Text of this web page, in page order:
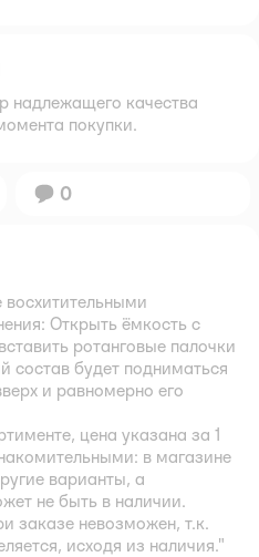
надлежащего качества
покупки.
Вопросов:
0
Открыть ёмкость с
ротанговые палочки
состав будет подниматься
и равномерно его
цена указана за 1
в магазине
варианты, а
не быть в наличии.
заказе невозможен, т.к.
исходя из наличия."